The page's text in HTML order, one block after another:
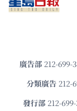
廣告部212-699-
分類廣告 212-
發⾏部 212-